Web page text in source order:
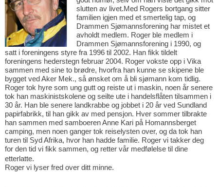
slutten av livet.Med Rogers bortgang sitter
familien igjen med et smertelig tap, og
Drammen Sjømannsforening har mistet et
avholdt medlem. Roger ble medlem i
Drammen Sjømannsforening i 1990, og
satt i foreningens styre fra 1996 til 2002. Han fikk tildelt
foreningens hederstegn februar 2004. Roger vokste opp i Vika
sammen med sine to brødre, hvorfra han kunne se skipene ble
bygget ved Aker Mek., så ønsket om å bli sjømann kom tidlig.
Roger tok hyre som ung gutt og reiste ut i maskin, noen år senere
tok han maskinistskolene og seilte ute i handelsflåten tilsammen i
30 år. Han ble senere landkrabbe og jobbet i 20 år ved Sundland
papirfabrikk, til han gikk av med pensjon. Hver sommer tilbrakte
han sammen med samboeren Anne Kari på Homannsberget
camping, men noen ganger tok reiselysten over, og da tok han
turen til Syd Afrika, hvor han hadde familie. Roger vi takker deg
for den tid vi fikk sammen, og retter vår medfølelse til dine
etterlatte.
Roger vi lyser fred over ditt minne.